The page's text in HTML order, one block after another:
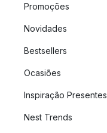
Promoções
Novidades
Bestsellers
Ocasiões
Inspiração Presentes
Nest Trends